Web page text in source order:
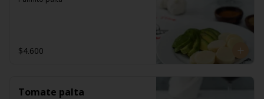
$4.600
Tomate palta